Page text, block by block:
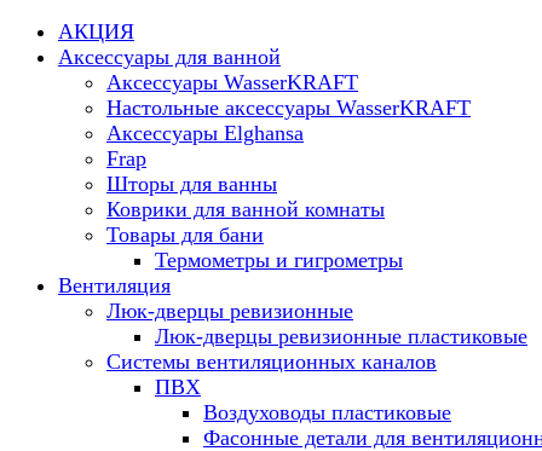
АКЦИЯ
Аксессуары для ванной
Аксессуары WasserKRAFT
Настольные аксессуары WasserKRAFT
Аксессуары Elghansa
Frap
Шторы для ванны
Коврики для ванной комнаты
Товары для бани
Термометры и гигрометры
Вентиляция
Люк-дверцы ревизионные
Люк-дверцы ревизионные пластиковые
Системы вентиляционных каналов
ПВХ
Воздуховоды пластиковые
Фасонные детали для